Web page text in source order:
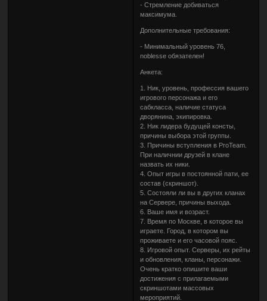
- Стремление добиваться
максимума.
Дополнительные требования:
- Минимальный уровень 76,
noblesse обязателен!
Анкета:
1. Ник, уровень, профессия вашего
игрового персонажа и его
сабкласса, наличие статуса
дворянина, экипировка.
2. Ник лидера будущей консты,
причины выбора этой группы.
3. Причины вступления в ProTeam.
При наличнии друзей в клане
назвать их ники.
4. Опыт игры в постоянной пати, ее
состав (скриншот).
5. Состояли ли вы в других кланах
на Сервере, причины выхода.
6. Ваше имя и возраст.
7. Время по Москве, в которое вы
играете. Город, в котором вы
проживаете и его часовой пояс.
8. Игровой опыт. Серверы, их рейты
и обновления, кланы, персонажи.
Очень кратко опишите ваши
достижения с прилагаемыми
скриншотами массовых
мероприятий.